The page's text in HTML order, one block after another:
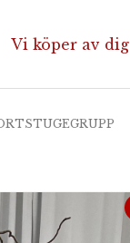
Vi köper av dig